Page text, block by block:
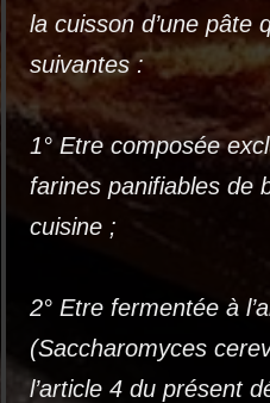
la cuisson d’une pâte
suivantes :
1° Etre composée
farines panifiables de
cuisine ;
2° Etre fermentée à
(Saccharomyces
l’article 4 du présent